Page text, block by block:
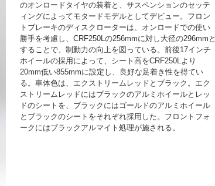
のオンロードタイヤの装着と、サスペンションのセッテ
ィングによってモタードモデルとしてデビュー。フロン
トブレーキのディスクローターは、オンロードでの使い
勝手を考慮し、CRF250Lの256mmに対し大径の296mmと
することで、制動力の向上を図っている。前後17インチ
ホイールの採用によって、シート高をCRF250Lより
20mm低い855mmに設定し、良好な足着き性を得てい
る。車体色は、エクストリームレッドとブラック。エク
ストリームレッドにはブラックのアルミホイールとレッ
ドのシートを、ブラックにはゴールドのアルミホイール
とブラックのシートをそれぞれ採用した。フロントフォ
ークにはブラックアルマイト処理が施される。